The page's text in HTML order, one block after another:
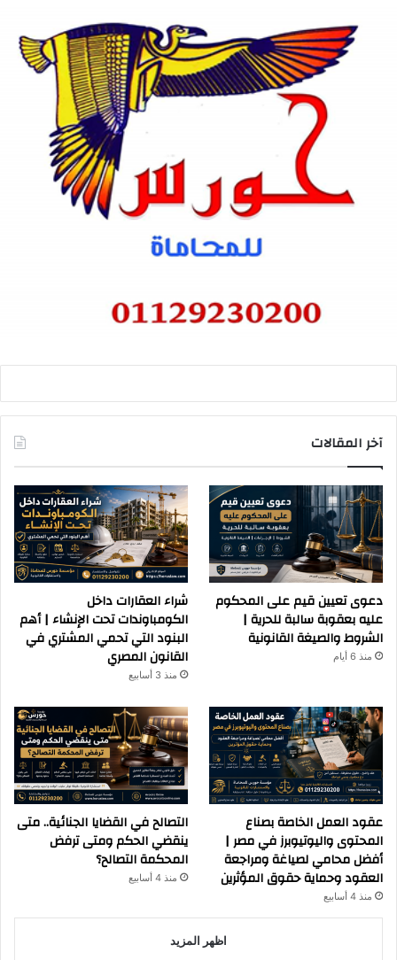
آخر المقالات
دعوى تعيين قيم على المحكوم
عليه بعقوبة سالبة للحرية |
الشروط والصيغة القانونية
منذ 6 أيام
شراء العقارات داخل
الكومباوندات تحت الإنشاء | أهم
البنود التي تحمي المشتري في
القانون المصري
منذ 3 أسابيع
عقود العمل الخاصة بصناع
المحتوى واليوتيوبرز في مصر |
أفضل محامي لصياغة ومراجعة
العقود وحماية حقوق المؤثرين
منذ 4 أسابيع
التصالح في القضايا الجنائية.. متى
ينقضي الحكم ومتى ترفض
المحكمة التصالح؟
منذ 4 أسابيع
اظهر المزيد